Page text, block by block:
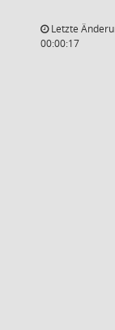
Letzte
00:00:17